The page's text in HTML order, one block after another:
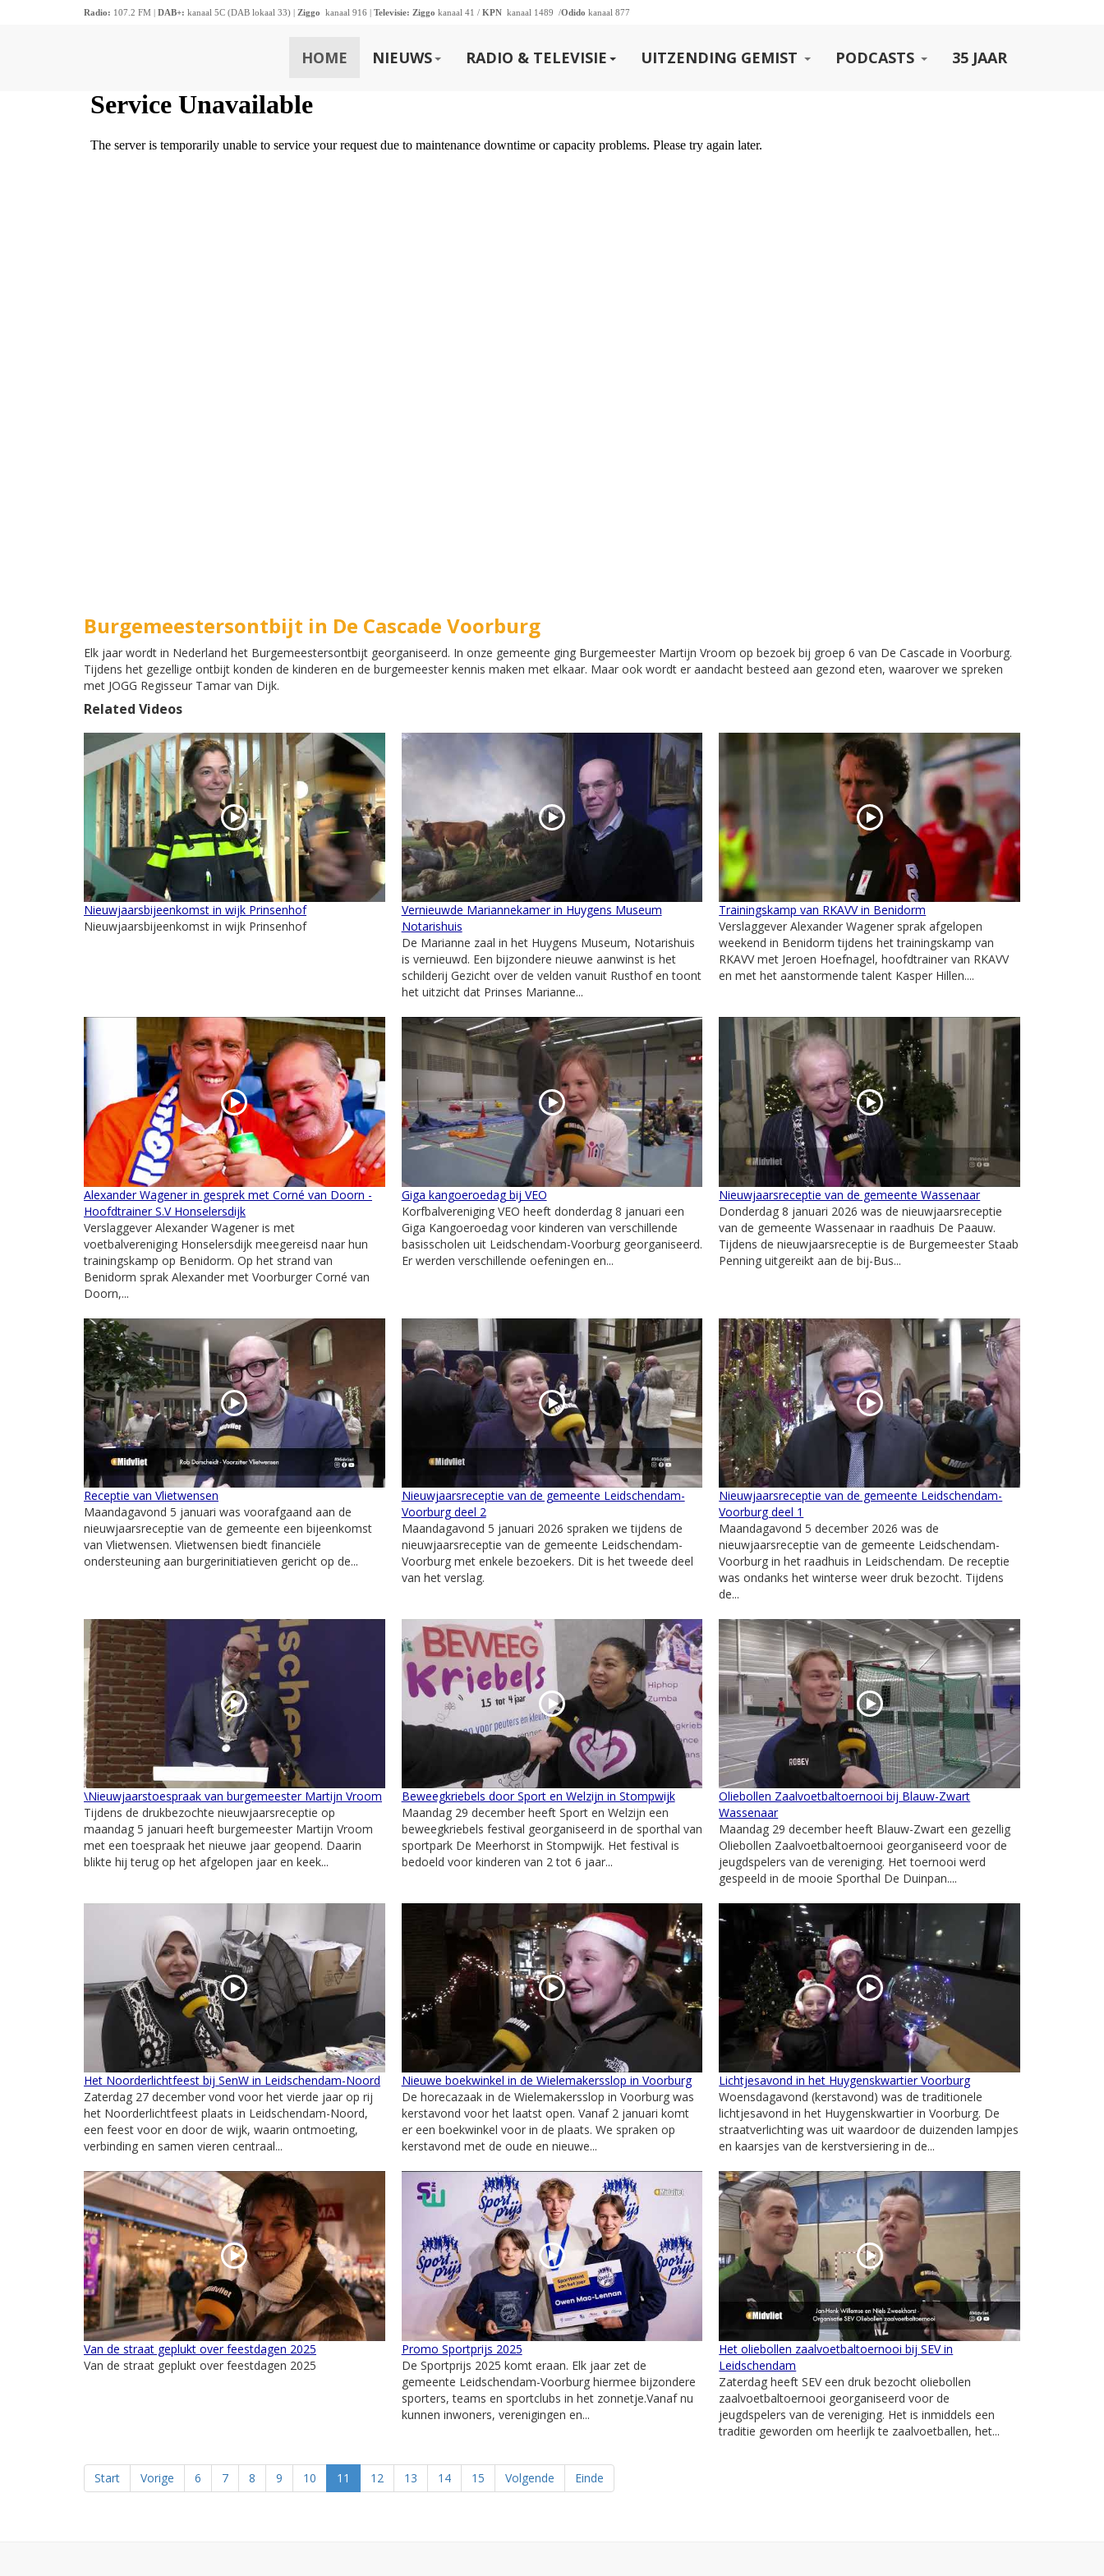
Radio: 107.2 FM | DAB+: kanaal 5C (DAB lokaal 33) | Ziggo kanaal 916 | Televisie: Ziggo kanaal 41 / KPN kanaal 1489 /Odido kanaal 877
HOME NIEUWS RADIO & TELEVISIE UITZENDING GEMIST PODCASTS 35 JAAR
Burgemeestersontbijt in De Cascade Voorburg
Elk jaar wordt in Nederland het Burgemeestersontbijt georganiseerd. In onze gemeente ging Burgemeester Martijn Vroom op bezoek bij groep 6 van De Cascade in Voorburg.
Tijdens het gezellige ontbijt konden de kinderen en de burgemeester kennis maken met elkaar. Maar ook wordt er aandacht besteed aan gezond eten, waarover we spreken
met JOGG Regisseur Tamar van Dijk.
Related Videos
Nieuwjaarsbijeenkomst in wijk Prinsenhof
Nieuwjaarsbijeenkomst in wijk Prinsenhof
Vernieuwde Mariannekamer in Huygens Museum
Notarishuis
De Marianne zaal in het Huygens Museum, Notarishuis
is vernieuwd. Een bijzondere nieuwe aanwinst is het
schilderij Gezicht over de velden vanuit Rusthof en toont
het uitzicht dat Prinses Marianne...
Trainingskamp van RKAVV in Benidorm
Verslaggever Alexander Wagener sprak afgelopen
weekend in Benidorm tijdens het trainingskamp van
RKAVV met Jeroen Hoefnagel, hoofdtrainer van RKAVV
en met het aanstormende talent Kasper Hillen....
Alexander Wagener in gesprek met Corné van Doorn -
Hoofdtrainer S.V Honselersdijk
Verslaggever Alexander Wagener is met
voetbalvereniging Honselersdijk meegereisd naar hun
trainingskamp op Benidorm. Op het strand van
Benidorm sprak Alexander met Voorburger Corné van
Doorn,...
Giga kangoeroedag bij VEO
Korfbalvereniging VEO heeft donderdag 8 januari een
Giga Kangoeroedag voor kinderen van verschillende
basisscholen uit Leidschendam-Voorburg georganiseerd.
Er werden verschillende oefeningen en...
Nieuwjaarsreceptie van de gemeente Wassenaar
Donderdag 8 januari 2026 was de nieuwjaarsreceptie
van de gemeente Wassenaar in raadhuis De Paauw.
Tijdens de nieuwjaarsreceptie is de Burgemeester Staab
Penning uitgereikt aan de bij-Bus...
Receptie van Vlietwensen
Maandagavond 5 januari was voorafgaand aan de
nieuwjaarsreceptie van de gemeente een bijeenkomst
van Vlietwensen. Vlietwensen biedt financiële
ondersteuning aan burgerinitiatieven gericht op de...
Nieuwjaarsreceptie van de gemeente Leidschendam-
Voorburg deel 2
Maandagavond 5 januari 2026 spraken we tijdens de
nieuwjaarsreceptie van de gemeente Leidschendam-
Voorburg met enkele bezoekers. Dit is het tweede deel
van het verslag.
Nieuwjaarsreceptie van de gemeente Leidschendam-
Voorburg deel 1
Maandagavond 5 december 2026 was de
nieuwjaarsreceptie van de gemeente Leidschendam-
Voorburg in het raadhuis in Leidschendam. De receptie
was ondanks het winterse weer druk bezocht. Tijdens
de...
\Nieuwjaarstoespraak van burgemeester Martijn Vroom
Tijdens de drukbezochte nieuwjaarsreceptie op
maandag 5 januari heeft burgemeester Martijn Vroom
met een toespraak het nieuwe jaar geopend. Daarin
blikte hij terug op het afgelopen jaar en keek...
Beweegkriebels door Sport en Welzijn in Stompwijk
Maandag 29 december heeft Sport en Welzijn een
beweegkriebels festival georganiseerd in de sporthal van
sportpark De Meerhorst in Stompwijk. Het festival is
bedoeld voor kinderen van 2 tot 6 jaar...
Oliebollen Zaalvoetbaltoernooi bij Blauw-Zwart
Wassenaar
Maandag 29 december heeft Blauw-Zwart een gezellig
Oliebollen Zaalvoetbaltoernooi georganiseerd voor de
jeugdspelers van de vereniging. Het toernooi werd
gespeeld in de mooie Sporthal De Duinpan....
Het Noorderlichtfeest bij SenW in Leidschendam-Noord
Zaterdag 27 december vond voor het vierde jaar op rij
het Noorderlichtfeest plaats in Leidschendam-Noord,
een feest voor en door de wijk, waarin ontmoeting,
verbinding en samen vieren centraal...
Nieuwe boekwinkel in de Wielemakersslop in Voorburg
De horecazaak in de Wielemakersslop in Voorburg was
kerstavond voor het laatst open. Vanaf 2 januari komt
er een boekwinkel voor in de plaats. We spraken op
kerstavond met de oude en nieuwe...
Lichtjesavond in het Huygenskwartier Voorburg
Woensdagavond (kerstavond) was de traditionele
lichtjesavond in het Huygenskwartier in Voorburg. De
straatverlichting was uit waardoor de duizenden lampjes
en kaarsjes van de kerstversiering in de...
Van de straat geplukt over feestdagen 2025
Van de straat geplukt over feestdagen 2025
Promo Sportprijs 2025
De Sportprijs 2025 komt eraan. Elk jaar zet de
gemeente Leidschendam-Voorburg hiermee bijzondere
sporters, teams en sportclubs in het zonnetje.Vanaf nu
kunnen inwoners, verenigingen en...
Het oliebollen zaalvoetbaltoernooi bij SEV in
Leidschendam
Zaterdag heeft SEV een druk bezocht oliebollen
zaalvoetbaltoernooi georganiseerd voor de
jeugdspelers van de vereniging. Het is inmiddels een
traditie geworden om heerlijk te zaalvoetballen, het...
Start Vorige 6 7 8 9 10 11 12 13 14 15 Volgende Einde